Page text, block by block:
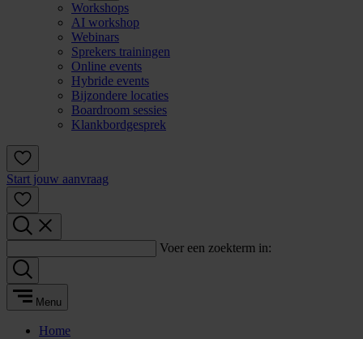
Workshops
AI workshop
Webinars
Sprekers trainingen
Online events
Hybride events
Bijzondere locaties
Boardroom sessies
Klankbordgesprek
Start jouw aanvraag
Voer een zoekterm in:
Menu
Home